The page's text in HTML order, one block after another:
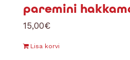
paremini
15,00€
Lisa korvi